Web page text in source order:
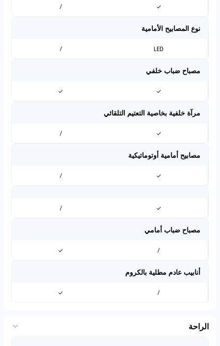
✓
/
نوع المصابيح الأمامية
LED
/
مصباح ضباب خلفي
✓
✓
مرآة خلفية بخاصية التعتيم التلقائي
✓
/
مصابيح أمامية أوتوماتيكية
✓
/
✓
/
مصباح ضباب أمامي
/
✓
أنابيب عادم مطلية بالكروم
/
✓
الراحة